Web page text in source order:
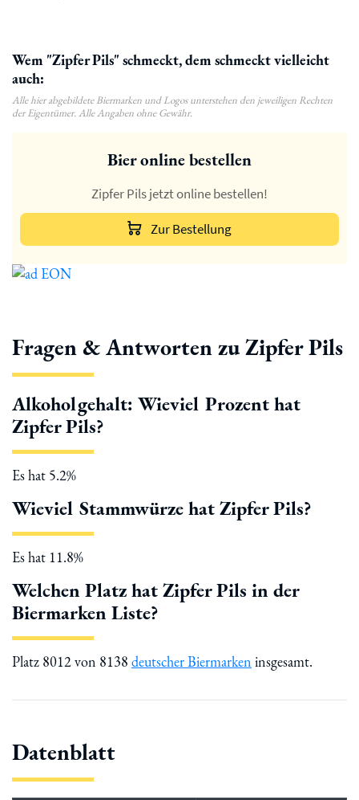
Wem "Zipfer Pils" schmeckt, dem schmeckt vielleicht
auch:
Alle hier abgebildete Biermarken und Logos unterstehen den jeweiligen Rechten
der Eigentümer. Alle Angaben ohne Gewähr.
Bier online bestellen
Zipfer Pils jetzt online bestellen!
Zur Bestellung
Fragen & Antworten zu Zipfer Pils
Alkoholgehalt: Wieviel Prozent hat
Zipfer Pils?
Es hat 5.2%
Wieviel Stammwürze hat Zipfer Pils?
Es hat 11.8%
Welchen Platz hat Zipfer Pils in der
Biermarken Liste?
Platz 8012 von 8138 deutscher Biermarken insgesamt.
Datenblatt